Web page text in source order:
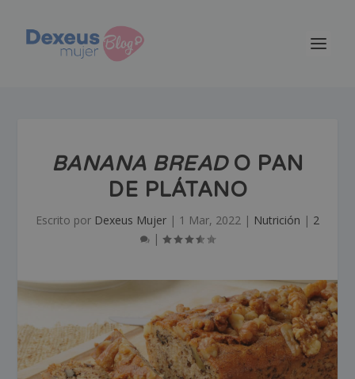
BANANA BREADO PAN
DE PLÁTANO
Escrito por Dexeus Mujer | 1 Mar, 2022 | Nutrición | 2
|